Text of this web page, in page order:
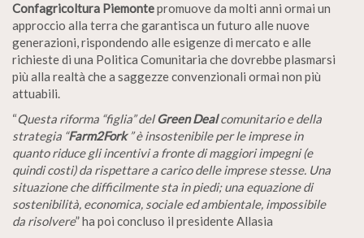
Confagricoltura Piemontepromuove da molti anni ormai un
approccio alla terra che garantisca un futuro alle nuove
generazioni, rispondendo alle esigenze di mercato e alle
richieste di una Politica Comunitaria che dovrebbe plasmarsi
più alla realtà che a saggezze convenzionali ormai non più
attuabili.
“Questa riforma “figlia” delGreen Dealcomunitario e della
strategia “Farm2Fork” è insostenibile per le imprese in
quanto riduce gli incentivi a fronte di maggiori impegni (e
quindi costi) da rispettare a carico delle imprese stesse. Una
situazione che difficilmente sta in piedi; una equazione di
sostenibilità, economica, sociale ed ambientale, impossibile
da risolvere” ha poi concluso il presidente Allasia